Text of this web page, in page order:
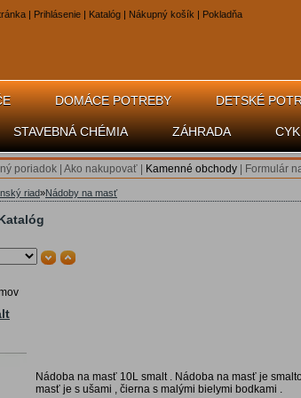
| Prihlásenie | Katalóg | Nákupný košík | Pokladňa
DOMÁCE POTREBY DETSKÉ
STAVEBNÁ CHÉMIA ZÁHRADA
poriadok Ako nakupovať Kamenné obchody Formulár
riad»Nádoby na masť
Nádoba na masť 10L smalt . Nádoba na masť je
masť je s ušami , čierna s malými bielymi bodkami .